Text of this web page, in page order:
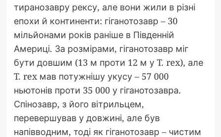
тиранозавру рексу, але вони жили в різні
епохи й континенти: гіганотозавр – 30
мільйонами років раніше в Південній
Америці. За розмірами, гіганотозавр міг
бути довшим (13 м проти 12 м у T. rex), але
T. rex мав потужнішу укусу – 57 000
ньютонів проти 35 000 у гіганотозавра.
Спінозавр, з його вітрильцем,
перевершував у довжині, але був
напівводним, тоді як гіганотозавр – чистим